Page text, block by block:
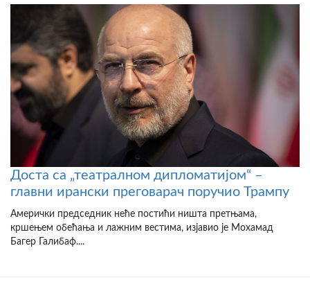
Доста са „театралном дипломатијом“ –
главни ирански преговарач поручио Трампу
Амерички председник неће постићи ништа претњама,
кршењем обећања и лажним вестима, изјавио је Мохамад
Багер Галибаф....